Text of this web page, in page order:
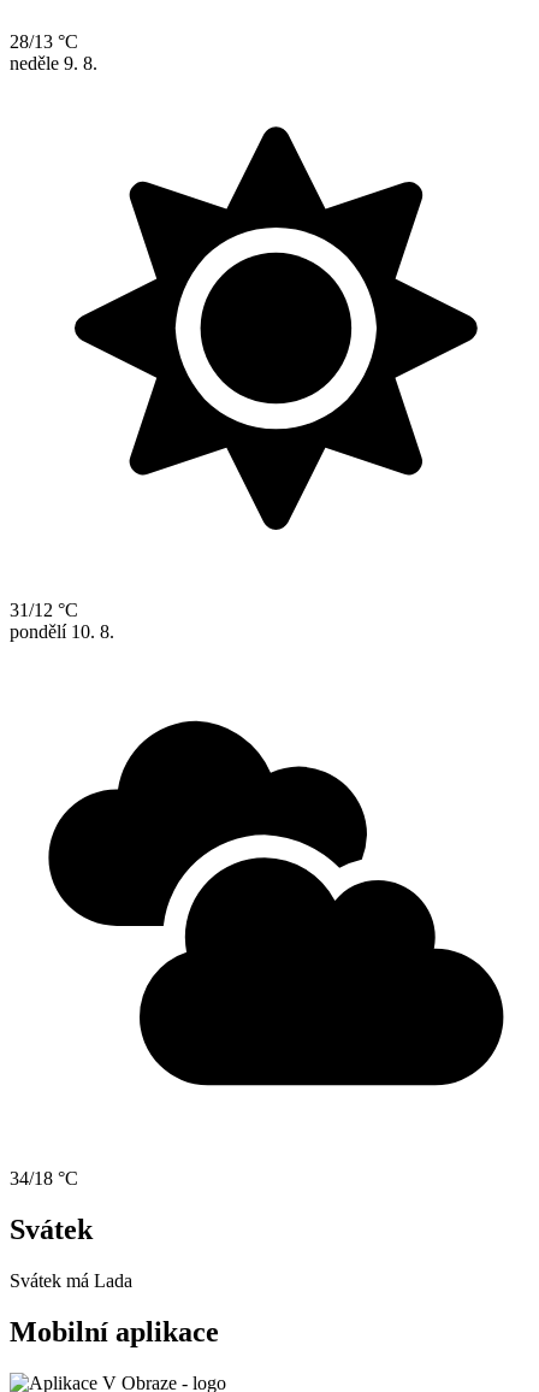
28/13 °C
neděle 9. 8.
31/12 °C
pondělí 10. 8.
34/18 °C
Svátek
Svátek má Lada
Mobilní aplikace